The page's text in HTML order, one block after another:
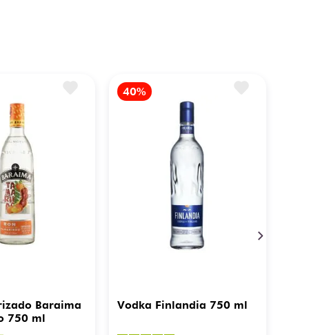
Baraima
750 ml
Vodka Finlandia 750 ml